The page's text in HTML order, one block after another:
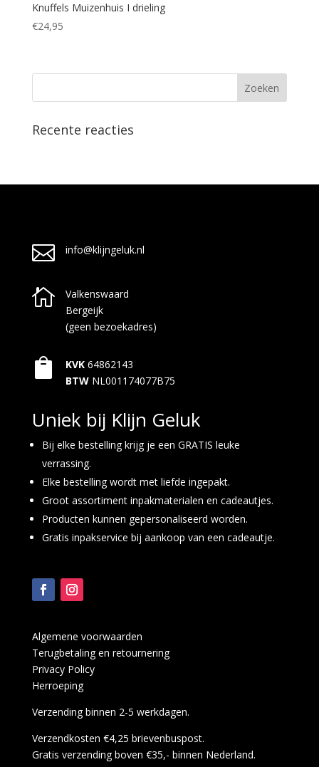
Knuffels Muizenhuis I drieling
€24,95
Recente reacties
 info@klijngeluk.nl

Valkenswaard
Bergeijk
(geen bezoekadres)
 KVK 64862143
BTW NL001174077B75
Uniek bij Klijn Geluk
Bij elke bestelling krijg je een GRATIS leuke
verrassing.
Elke bestelling wordt met liefde ingepakt.
Groot assortiment inpakmaterialen en cadeautjes.
Producten kunnen gepersonaliseerd worden.
Gratis inpakservice bij aankoop van een cadeautje.
Algemene voorwaarden
Terugbetaling en retournering
Privacy Policy
Herroeping
Verzending binnen 2-5 werkdagen.
Verzendkosten €4,25 brievenbuspost.
Gratis verzending boven €35,- binnen Nederland.